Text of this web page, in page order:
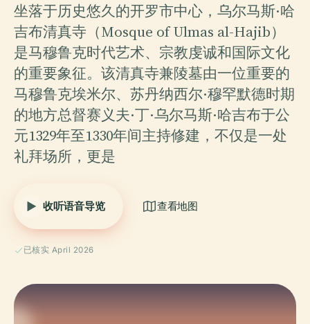
坐落于历史悠久的开罗市中心，乌尔马斯·哈
吉布清真寺（Mosque of Ulmas al-Hajib）
是马穆鲁克时代艺术、宗教虔诚和国际文化
的重要象征。该清真寺兼陵墓由一位重要的
马穆鲁克埃米尔、苏丹纳西尔·穆罕默德时期
的地方总督赛义夫·丁·乌尔马斯·哈吉布于公
元1329年至1330年间主持修建，不仅是一处
礼拜场所，更是
收听语音导览 查看地图
已核实 April 2026